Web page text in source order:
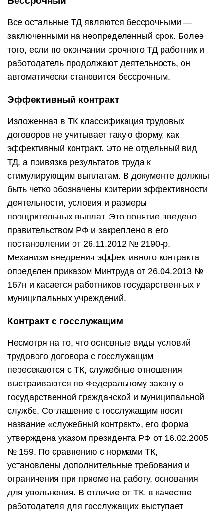
Все остальные ТД являются бессрочными —
заключенными на неопределенный срок. Более
того, если по окончании срочного ТД работник и
работодатель продолжают деятельность, он
автоматически становится бессрочным.
Эффективный контракт
Изложенная в ТК классификация трудовых
договоров не учитывает такую форму, как
эффективный контракт. Это не отдельный вид
ТД, а привязка результатов труда к
стимулирующим выплатам. В документе должны
быть четко обозначены критерии эффективности
деятельности, условия и размеры
поощрительных выплат. Это понятие введено
правительством РФ и закреплено в его
постановлении от 26.11.2012 № 2190-р.
Механизм внедрения эффективного контракта
определен приказом Минтруда от 26.04.2013 №
167н и касается работников государственных и
муниципальных учреждений.
Контракт с госслужащим
Несмотря на то, что основные виды условий
трудового договора с госслужащим
пересекаются с ТК, служебные отношения
выстраиваются по Федеральному закону о
государственной гражданской и муниципальной
службе. Соглашение с госслужащим носит
название «служебный контракт», его форма
утверждена указом президента РФ от 16.02.2005
№ 159. По сравнению с нормами ТК,
установлены дополнительные требования и
ограничения при приеме на работу, основания
для увольнения. В отличие от ТК, в качестве
работодателя для госслужащих выступает